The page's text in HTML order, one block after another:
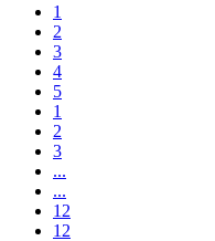
1
2
3
4
5
1
2
3
...
...
12
12